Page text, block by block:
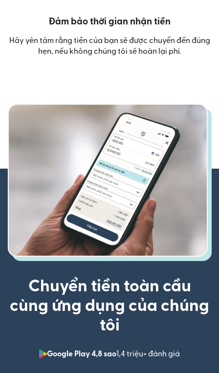
Đảm bảo thời gian nhận tiền
Hãy yên tâm rằng tiền của bạn sẽ được chuyển đến đúng
hẹn, nếu không chúng tôi sẽ hoàn lại phí.
Chuyển tiền toàn cầu
cùng ứng dụng của chúng
tôi
Google Play 4,8 sao1,4 triệu+ đánh giá